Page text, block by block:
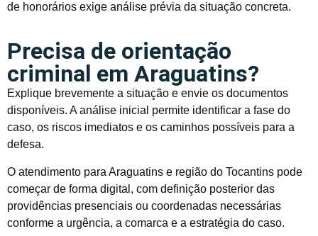
de honorários exige análise prévia da situação concreta.
Precisa de orientação
criminal em Araguatins?
Explique brevemente a situação e envie os documentos
disponíveis. A análise inicial permite identificar a fase do
caso, os riscos imediatos e os caminhos possíveis para a
defesa.
O atendimento para Araguatins e região do Tocantins pode
começar de forma digital, com definição posterior das
providências presenciais ou coordenadas necessárias
conforme a urgência, a comarca e a estratégia do caso.